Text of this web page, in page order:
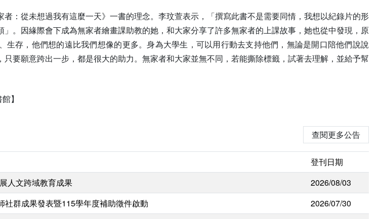
：從未想過我有這麼一天》一書的理念。李玟萱表示，「撰寫此書不是需要同情，我想以紀錄片的形
。因緣際會下成為無家者繪畫課助教的她，和大家分享了許多無家者的上課故事，她也從中發現，原
生存，他們想的遠比我們想像的更多。身為大學生，可以用行動去支持他們，無論是開口陪他們說說
要願意跨出一步，都是很大的助力。無家者和大家並無不同，若能撕除標籤，試著去理解，並給予幫
】
查閱更多公告
登刊日期
人文跨域教育成果
2026/08/03
社群成果發表暨115學年度補助徵件啟動
2026/07/30